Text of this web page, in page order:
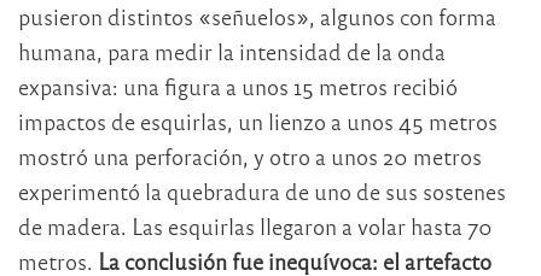
pusieron distintos «señuelos», algunos con forma
humana, para medir la intensidad de la onda
expansiva: una figura a unos 15 metros recibió
impactos de esquirlas, un lienzo a unos 45 metros
mostró una perforación, y otro a unos 20 metros
experimentó la quebradura de uno de sus sostenes
de madera. Las esquirlas llegaron a volar hasta 70
metros. La conclusión fue inequívoca: el artefacto